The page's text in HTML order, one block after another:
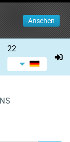
Ansehen
22